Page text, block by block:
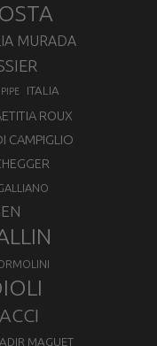
MURADA
ITALIA
ROUX
CAMPIGLIO
MAGUET